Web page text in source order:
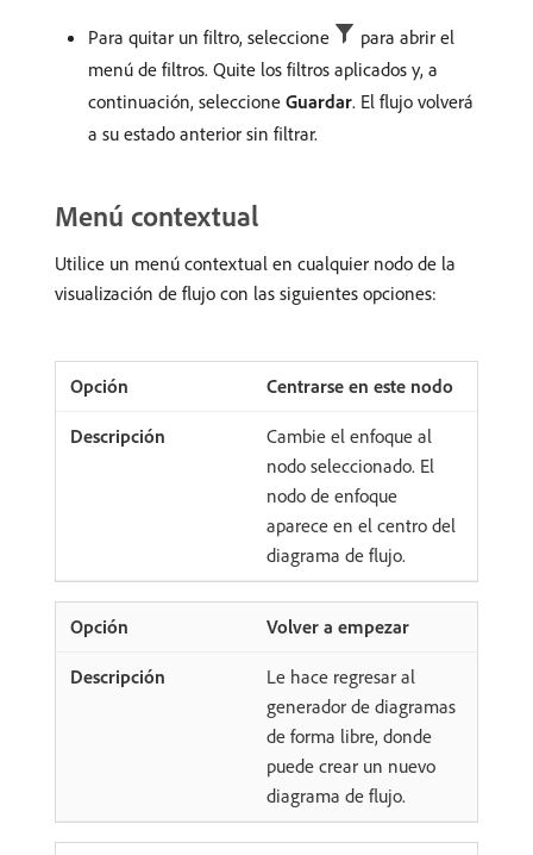
Para quitar un filtro, seleccione
para abrir el
menú de filtros. Quite los filtros aplicados y, a
continuación, seleccione Guardar. El flujo volverá
a su estado anterior sin filtrar.
Menú contextual
Utilice un menú contextual en cualquier nodo de la
visualización de flujo con las siguientes opciones:
Centrarse en este nodo
Cambie el enfoque al
nodo seleccionado. El
nodo de enfoque
aparece en el centro del
diagrama de flujo.
Volver a empezar
Le hace regresar al
generador de diagramas
de forma libre, donde
puede crear un nuevo
diagrama de flujo.